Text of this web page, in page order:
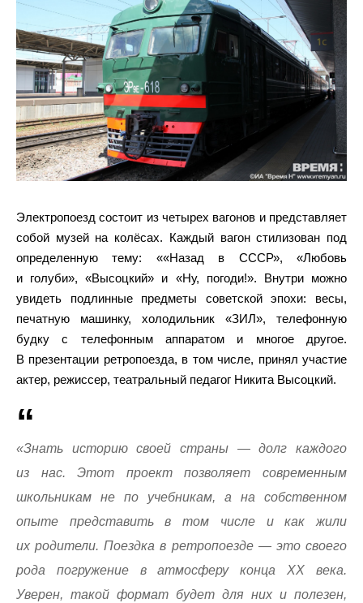
Электропоезд состоит из четырех вагонов и представляет
собой музей на колёсах. Каждый вагон стилизован под
определенную тему: ««Назад в СССР», «Любовь
и голуби», «Высоцкий» и «Ну, погоди!». Внутри можно
увидеть подлинные предметы советской эпохи: весы,
печатную машинку, холодильник «ЗИЛ», телефонную
будку с телефонным аппаратом и многое другое.
В презентации ретропоезда, в том числе, принял участие
актер, режиссер, театральный педагог Никита Высоцкий.
«Знать историю своей страны — долг каждого
из нас. Этот проект позволяет современным
школьникам не по учебникам, а на собственном
опыте представить в том числе и как жили
их родители. Поездка в ретропоезде — это своего
рода погружение в атмосферу конца XX века.
Уверен, такой формат будет для них и полезен,